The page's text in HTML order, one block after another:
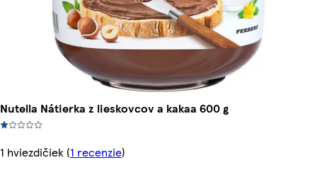
Nutella Nátierka z lieskovcov a kakaa 600 g
1 hviezdičiek (1 recenzie)